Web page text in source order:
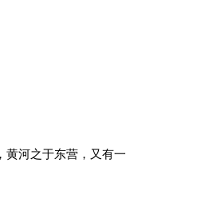
黄河之于东营，又有一